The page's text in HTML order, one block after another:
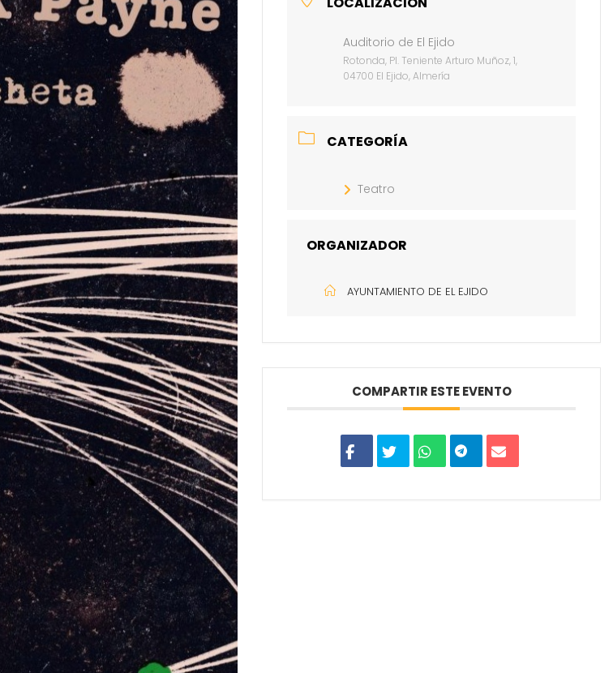
Auditorio de El Ejido
Rotonda, Pl. Teniente Arturo Muñoz, 1,
04700 El Ejido, Almería
CATEGORÍA
Teatro
ORGANIZADOR
AYUNTAMIENTO DE EL EJIDO
COMPARTIR ESTE EVENTO